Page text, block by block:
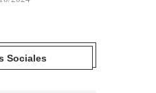
Sociales